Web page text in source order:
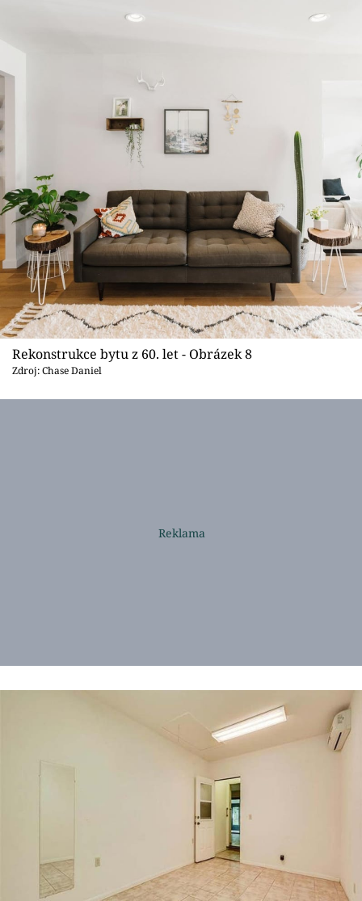
Rekonstrukce bytu z 60. let - Obrázek 8
Zdroj: Chase Daniel